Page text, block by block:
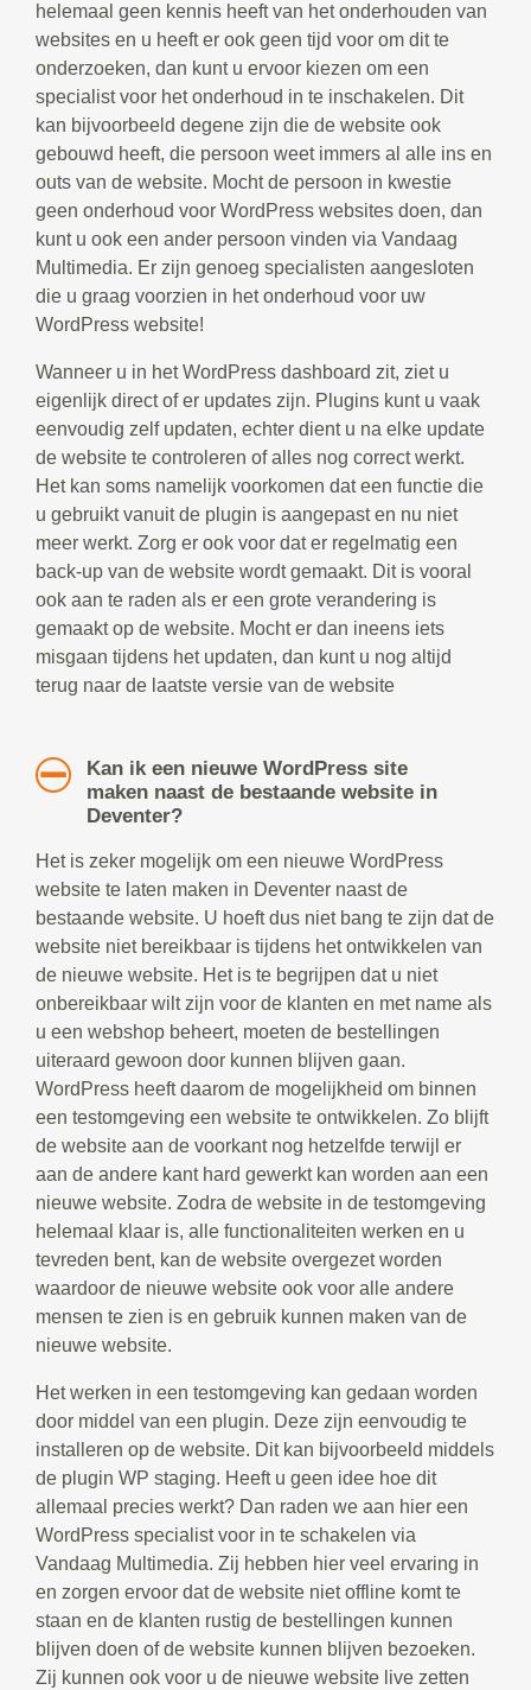
helemaal geen kennis heeft van het onderhouden van
websites en u heeft er ook geen tijd voor om dit te
onderzoeken, dan kunt u ervoor kiezen om een
specialist voor het onderhoud in te inschakelen. Dit
kan bijvoorbeeld degene zijn die de website ook
gebouwd heeft, die persoon weet immers al alle ins en
outs van de website. Mocht de persoon in kwestie
geen onderhoud voor WordPress websites doen, dan
kunt u ook een ander persoon vinden via Vandaag
Multimedia. Er zijn genoeg specialisten aangesloten
die u graag voorzien in het onderhoud voor uw
WordPress website!
Wanneer u in het WordPress dashboard zit, ziet u
eigenlijk direct of er updates zijn. Plugins kunt u vaak
eenvoudig zelf updaten, echter dient u na elke update
de website te controleren of alles nog correct werkt.
Het kan soms namelijk voorkomen dat een functie die
u gebruikt vanuit de plugin is aangepast en nu niet
meer werkt. Zorg er ook voor dat er regelmatig een
back-up van de website wordt gemaakt. Dit is vooral
ook aan te raden als er een grote verandering is
gemaakt op de website. Mocht er dan ineens iets
misgaan tijdens het updaten, dan kunt u nog altijd
terug naar de laatste versie van de website
Kan ik een nieuwe WordPress site
maken naast de bestaande website in
Deventer?
Het is zeker mogelijk om een nieuwe WordPress
website te laten maken in Deventer naast de
bestaande website. U hoeft dus niet bang te zijn dat de
website niet bereikbaar is tijdens het ontwikkelen van
de nieuwe website. Het is te begrijpen dat u niet
onbereikbaar wilt zijn voor de klanten en met name als
u een webshop beheert, moeten de bestellingen
uiteraard gewoon door kunnen blijven gaan.
WordPress heeft daarom de mogelijkheid om binnen
een testomgeving een website te ontwikkelen. Zo blijft
de website aan de voorkant nog hetzelfde terwijl er
aan de andere kant hard gewerkt kan worden aan een
nieuwe website. Zodra de website in de testomgeving
helemaal klaar is, alle functionaliteiten werken en u
tevreden bent, kan de website overgezet worden
waardoor de nieuwe website ook voor alle andere
mensen te zien is en gebruik kunnen maken van de
nieuwe website.
Het werken in een testomgeving kan gedaan worden
door middel van een plugin. Deze zijn eenvoudig te
installeren op de website. Dit kan bijvoorbeeld middels
de plugin WP staging. Heeft u geen idee hoe dit
allemaal precies werkt? Dan raden we aan hier een
WordPress specialist voor in te schakelen via
Vandaag Multimedia. Zij hebben hier veel ervaring in
en zorgen ervoor dat de website niet offline komt te
staan en de klanten rustig de bestellingen kunnen
blijven doen of de website kunnen blijven bezoeken.
Zij kunnen ook voor u de nieuwe website live zetten